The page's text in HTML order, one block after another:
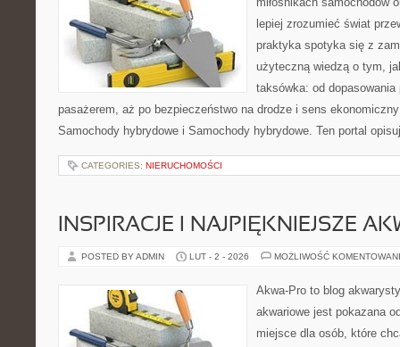
lepiej zrozumieć świat
praktyka spotyka się z
użyteczną wiedzą o tym,
taksówka: od
pasażerem, aż po bezpieczeństwo na drodze i sens
Samochody hybrydowe i Samochody hybrydowe. Ten portal
CATEGORIES: NIERUCHOMOŚCI
INSPIRACJE I NAJPIĘKNIEJSZE
POSTED BY ADMIN LUT - 2 - 2026 MOŻLIWOŚĆ
Akwa-Pro to blog
akwariowe jest pokazana
miejsce dla osób, które